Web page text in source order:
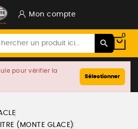
Mon compte
0
pour vérifier la
Sélectionner
(MONTE GLACE)